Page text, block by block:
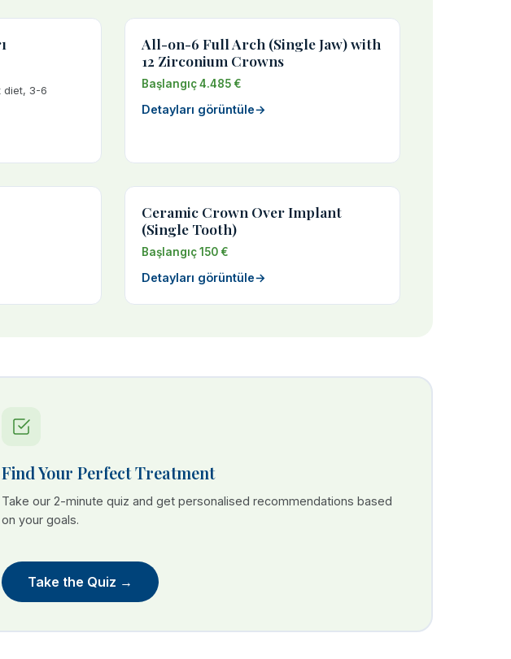
diet, 3-6
All-on-6 Full Arch (Single Jaw) with
12 Zirconium Crowns
Başlangıç 4.485 €
Detayları görüntüle→
Ceramic Crown Over Implant
(Single Tooth)
Başlangıç 150 €
Detayları görüntüle→
Find Your Perfect Treatment
Take our 2-minute quiz and get personalised recommendations based
on your goals.
Take the Quiz →